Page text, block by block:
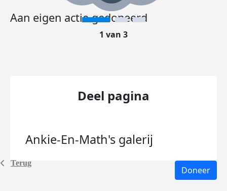
Terug
Aan eigen actie gedoneerd
1 van 3
Deel pagina
Ankie-En-Math's galerij
Doneer